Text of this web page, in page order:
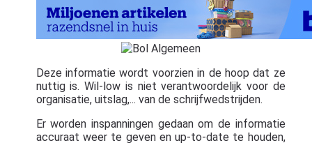
Deze informatie wordt voorzien in de hoop dat ze
nuttig is. Wil-low is niet verantwoordelijk voor de
organisatie, uitslag,... van de schrijfwedstrijden.
Er worden inspanningen gedaan om de informatie
accuraat weer te geven en up-to-date te houden,